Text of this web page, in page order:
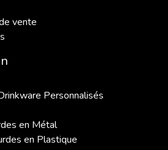
vente
Personnalisés
en Métal
en Plastique